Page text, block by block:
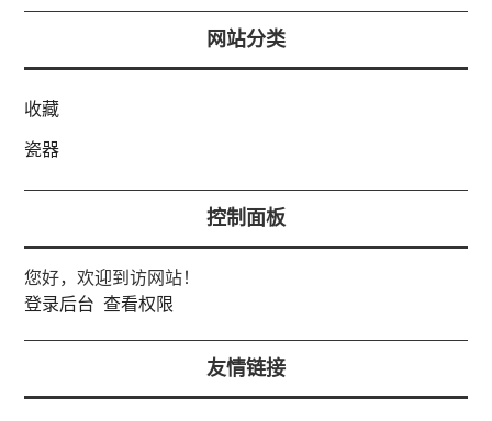
网站分类
收藏
瓷器
控制面板
您好，欢迎到访网站！
登录后台 查看权限
友情链接